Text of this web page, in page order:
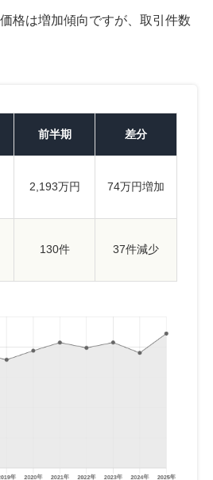
格は増加傾向ですが、取引件数
前半期 差分
2,193万円 74万円増加
130件 37件減少